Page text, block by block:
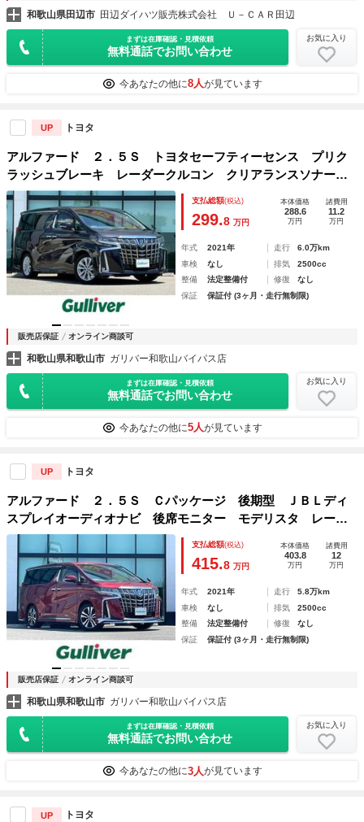
和歌山県田辺市 田辺ダイハツ販売株式会社 Ｕ－ＣＡＲ田辺
まずは在庫確認・見積依頼
無料通話でお問い合わせ
お気に入り
今あなたの他に8人が見ています
UP トヨタ
アルファード ２．５Ｓ トヨタセーフティーセンス プリク
ラッシュブレーキ レーダークルコン クリアランスソナー
レーンキープアシスト 左右独立温度コントロールオートエア
コン サンシェード ドラレコ バックカメラ
支払総額(税込)
299.8 万円
本体価格
288.6
万円
諸費用
11.2
万円
年式 2021年 走行
6.0万km
車検
なし 排気
2500cc
整備
法定整備付 修復
なし
保証
保証付 (3ヶ月・走行無制限)
販売店保証 オンライン商談可
和歌山県和歌山市 ガリバー和歌山バイパス店
まずは在庫確認・見積依頼
無料通話でお問い合わせ
お気に入り
今あなたの他に5人が見ています
UP トヨタ
アルファード ２．５Ｓ Ｃパッケージ 後期型 ＪＢＬディ
スプレイオーディオナビ 後席モニター モデリスタ レーダ
ークルーズ トヨタセーフティセンス ＢＳＭ デジタルイン
ナーミラー ステアリングヒーター シートヒーター ベンチ
レーション
支払総額(税込)
415.8 万円
本体価格
403.8
万円
諸費用
12
万円
年式 2021年 走行
5.8万km
車検
なし 排気
2500cc
整備
法定整備付 修復
なし
保証
保証付 (3ヶ月・走行無制限)
販売店保証 オンライン商談可
和歌山県和歌山市 ガリバー和歌山バイパス店
まずは在庫確認・見積依頼
無料通話でお問い合わせ
お気に入り
今あなたの他に3人が見ています
UP トヨタ